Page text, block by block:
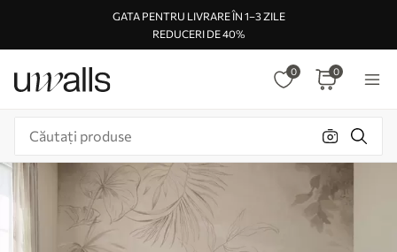
GATA PENTRU LIVRARE ÎN 1–3 ZILE
REDUCERI DE 40%
0 0